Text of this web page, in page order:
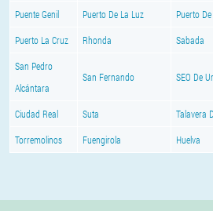
Puente Genil Puerto De La Luz Puerto
Puerto La Cruz Rhonda Sabada
San Pedro
Alcántara
San Fernando SEO De
Ciudad Real Suta Talavera
Torremolinos Fuengirola Huelva